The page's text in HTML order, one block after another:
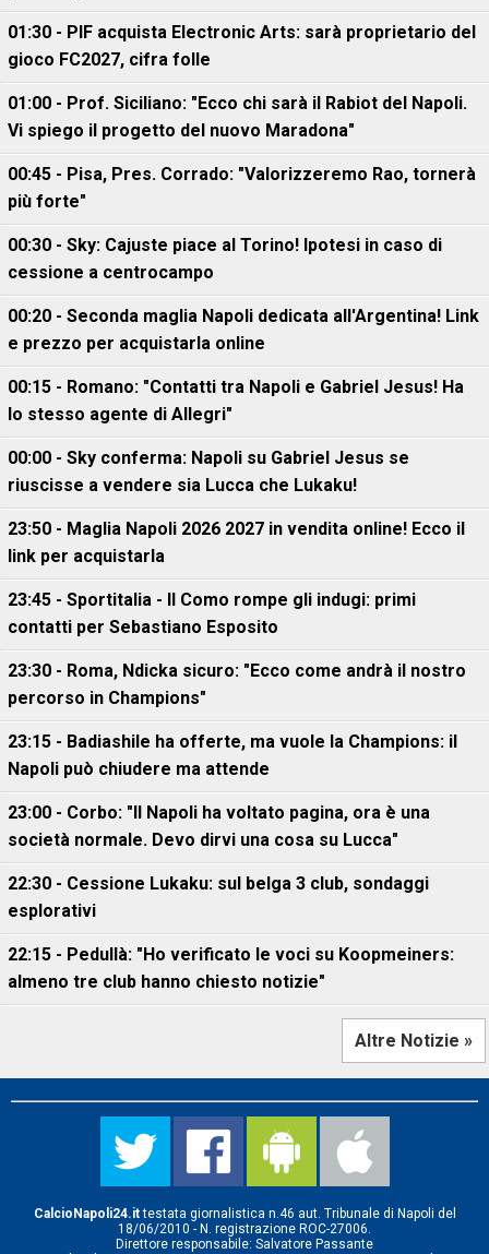
01:30 - PIF acquista Electronic Arts: sarà proprietario del
gioco FC2027, cifra folle
01:00 - Prof. Siciliano: "Ecco chi sarà il Rabiot del Napoli.
Vi spiego il progetto del nuovo Maradona"
00:45 - Pisa, Pres. Corrado: "Valorizzeremo Rao, tornerà
più forte"
00:30 - Sky: Cajuste piace al Torino! Ipotesi in caso di
cessione a centrocampo
00:20 - Seconda maglia Napoli dedicata all'Argentina! Link
e prezzo per acquistarla online
00:15 - Romano: "Contatti tra Napoli e Gabriel Jesus! Ha
lo stesso agente di Allegri"
00:00 - Sky conferma: Napoli su Gabriel Jesus se
riuscisse a vendere sia Lucca che Lukaku!
23:50 - Maglia Napoli 2026 2027 in vendita online! Ecco il
link per acquistarla
23:45 - Sportitalia - Il Como rompe gli indugi: primi
contatti per Sebastiano Esposito
23:30 - Roma, Ndicka sicuro: "Ecco come andrà il nostro
percorso in Champions"
23:15 - Badiashile ha offerte, ma vuole la Champions: il
Napoli può chiudere ma attende
23:00 - Corbo: "Il Napoli ha voltato pagina, ora è una
società normale. Devo dirvi una cosa su Lucca"
22:30 - Cessione Lukaku: sul belga 3 club, sondaggi
esplorativi
22:15 - Pedullà: "Ho verificato le voci su Koopmeiners:
almeno tre club hanno chiesto notizie"
Altre Notizie »
CalcioNapoli24.ittestata giornalistica n.46 aut. Tribunale di Napoli del
18/06/2010 - N. registrazione ROC-27006.
Direttore responsabile: Salvatore Passante